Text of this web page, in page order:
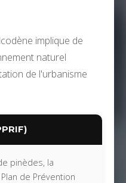
implique de
naturel
de l'urbanisme
pinèdes, la
de Prévention